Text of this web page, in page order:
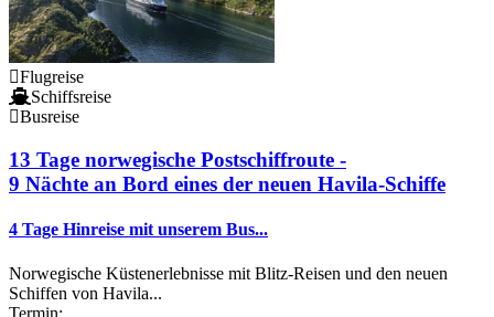
Flugreise
Schiffsreise
Busreise
13 Tage norwegische Postschiffroute -
9 Nächte an Bord eines der neuen Havila-Schiffe
4 Tage Hinreise mit unserem Bus...
Norwegische Küstenerlebnisse mit Blitz-Reisen und den neuen
Schiffen von Havila...
Termin: